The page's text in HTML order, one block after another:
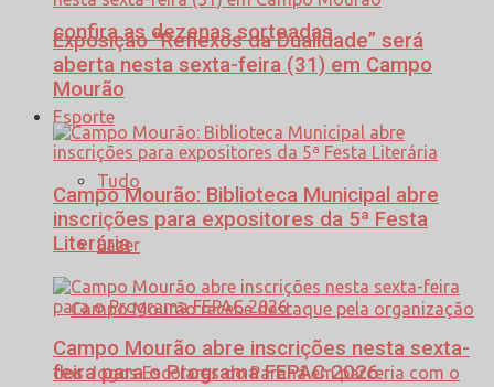
confira as dezenas sorteadas
Esporte
Tudo
Lazer
Exposição “Reflexos da Dualidade” será
aberta nesta sexta-feira (31) em Campo
Mourão
Campo Mourão: Biblioteca Municipal abre
inscrições para expositores da 5ª Festa
Literária
Campo Mourão abre inscrições nesta sexta-
feira para o Programa FEPAC 2026